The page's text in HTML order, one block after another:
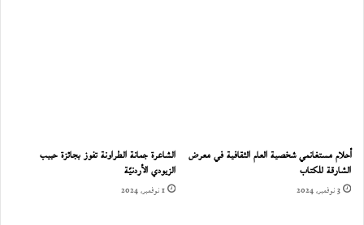
أحلام مستغانمي شخصية العام الثقافية في معرض
الشارقة للكتاب
3 نوفمبر، 2024
الشاعرة جمانة الطراونة تفوز بجائزة حبيب
الزيودي الأردنيّة
1 نوفمبر، 2024